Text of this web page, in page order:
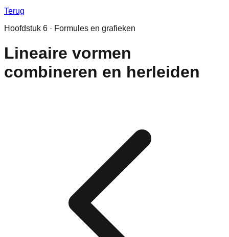
Terug
Hoofdstuk 6 · Formules en grafieken
Lineaire vormen
combineren en herleiden